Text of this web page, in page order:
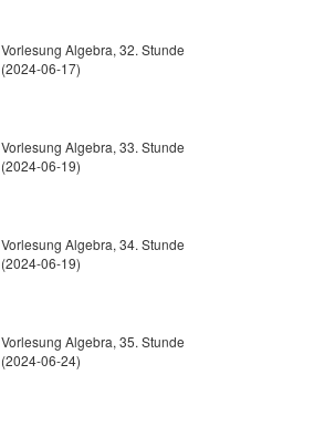
Vorlesung Algebra, 32. Stunde
(2024-06-17)
Vorlesung Algebra, 33. Stunde
(2024-06-19)
Vorlesung Algebra, 34. Stunde
(2024-06-19)
Vorlesung Algebra, 35. Stunde
(2024-06-24)